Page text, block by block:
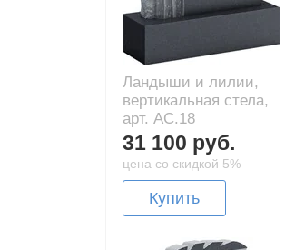
Ландыши и лилии,
вертикальная стела,
арт. AC.18
31 100 руб.
цена со скидкой 5%
Купить